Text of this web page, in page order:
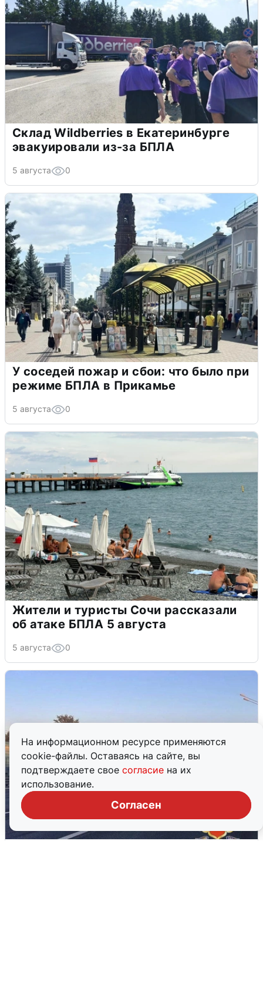
На информационном ресурсе применяются
cookie-файлы. Оставаясь на сайте, вы
подтверждаете свое согласие на их
использование.
Согласен
Склад Wildberries в Екатеринбурге
эвакуировали из-за БПЛА
5 августа 0
У соседей пожар и сбои: что было при
режиме БПЛА в Прикамье
5 августа 0
Жители и туристы Сочи рассказали
об атаке БПЛА 5 августа
5 августа 0